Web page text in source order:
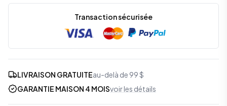
Transaction sécurisée
LIVRAISON GRATUITEau-delà de 99 $
GARANTIE MAISON 4 MOISvoir les détails